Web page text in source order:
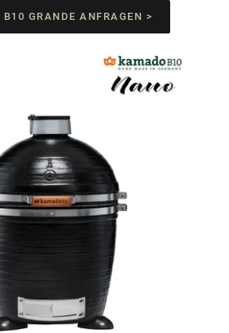
GRANDE ANFRAGEN >